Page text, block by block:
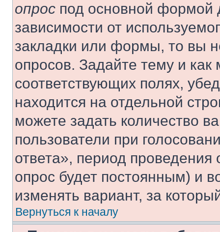
опрос под основной формой
зависимости от
закладки или формы, то вы
опросов. Задайте тему и
соответствующих полях,
находится на отдельной
можете задать количество
пользователи при
ответа», период проведения
опрос будет постоянным) и
изменять вариант, за
Вернуться к началу